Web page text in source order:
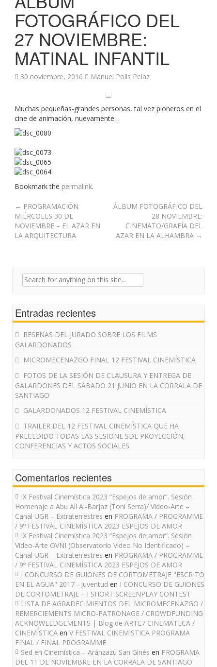
FOTOGRÁFICO DEL
27 NOVIEMBRE:
MATINAL INFANTIL
30 noviembre, 2016 Manuel Polls Pelaz
Muchas pequeñas-grandes personas, tal vez pioneros en el
cine de animación, nuevamente…
Bookmark the permalink.
Post
navigation
← PROGRAMACIÓN
MIÉRCOLES 30 DE
NOVIEMBRE – EL AZAR EN
LA ARQUITECTURA
ÁLBUM FOTOGRÁFICO DEL
28 NOVIEMBRE:
CINEMATO/GRAFÍA DEL
AZAR EN LA ALHAMBRA →
Search
Entradas recientes
RESEÑAS DEL JURADO SOBRE LOS FILMS
GALARDONADOS
MICROMECENAZGO FINAL 12 FESTIVAL CINEMÍSTICA
FOTOS DE LA SESIÓN DE CLAUSURA Y ENTREGA DE
GALARDONES DEL SÁBADO 21 JUNIO EN LA CORRALA DE
SANTIAGO
GALARDONADOS 12 FESTIVAL CINEMÍSTICA
TRAILER DEL 12 FESTIVAL CINEMÍSTICA QUE HA
PRECEDIDO TODAS LAS SESIONE SDE PROYECCIÓN,
CONFERENCIAS Y ACTOS SOCIALES
Comentarios recientes
IX Festival Cinemística 2023 “Espejos de amor”. Sesión
Homenaje a Abu Ali Al-Barjaz (Toni Serra)/ Video-Arte –
Canal UGR – Extraterrestres en PROGRAMA / PROGRAMME
/ 9º FESTIVAL CINEMÍSTICA 2023 ESPEJOS DE AMOR
IX Festival Cinemística 2023 “Espejos de amor”. Sesión
Video-Arte OVNI (Observatorio Video No Identificado) –
Canal UGR – Extraterrestres en PROGRAMA / PROGRAMME
/ 9º FESTIVAL CINEMÍSTICA 2023 ESPEJOS DE AMOR
I CONCURSO DE GUIONES DE CORTOMETRAJE "ESCRITO
EN EL AGUA" 2017 - Juventud en I CONCURSO DE GUIONES
DE CORTOMETRAJE – I SHORT SCREENPLAY CONTEST
LISTA DE AGRADECIMIENTOS DEL MICROMECENAZGO /
REMERCIEMENTS MICRO-PATRONAGE / CROWDFUNDING
ACKNOWLEDGEMENTS | Blog de ARTE7 CINEMATECA /
CINEMÍSTICA en V FESTIVAL CINEMISTICA PROGRAMA
FINAL / FINAL PROGRAMME
Sed en Cinemística – Aránzazu San Ginés en PROGRAMA
DEL 11 DE NOVIEMBRE EN LA CORRALA DE SANTIAGO